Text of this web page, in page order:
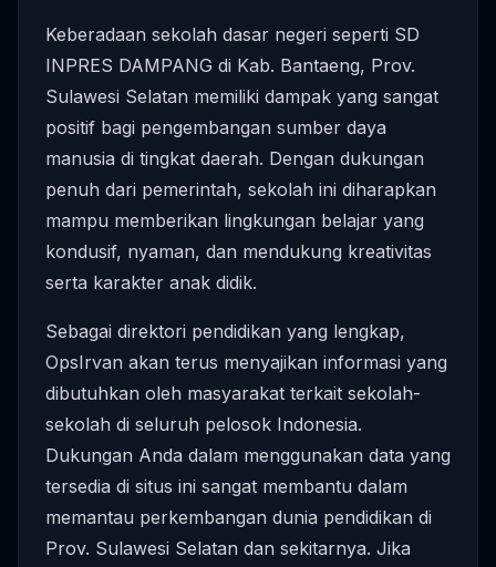
Keberadaan sekolah dasar negeri seperti SD
INPRES DAMPANG di Kab. Bantaeng, Prov.
Sulawesi Selatan memiliki dampak yang sangat
positif bagi pengembangan sumber daya
manusia di tingkat daerah. Dengan dukungan
penuh dari pemerintah, sekolah ini diharapkan
mampu memberikan lingkungan belajar yang
kondusif, nyaman, dan mendukung kreativitas
serta karakter anak didik.
Sebagai direktori pendidikan yang lengkap,
OpsIrvan akan terus menyajikan informasi yang
dibutuhkan oleh masyarakat terkait sekolah-
sekolah di seluruh pelosok Indonesia.
Dukungan Anda dalam menggunakan data yang
tersedia di situs ini sangat membantu dalam
memantau perkembangan dunia pendidikan di
Prov. Sulawesi Selatan dan sekitarnya. Jika